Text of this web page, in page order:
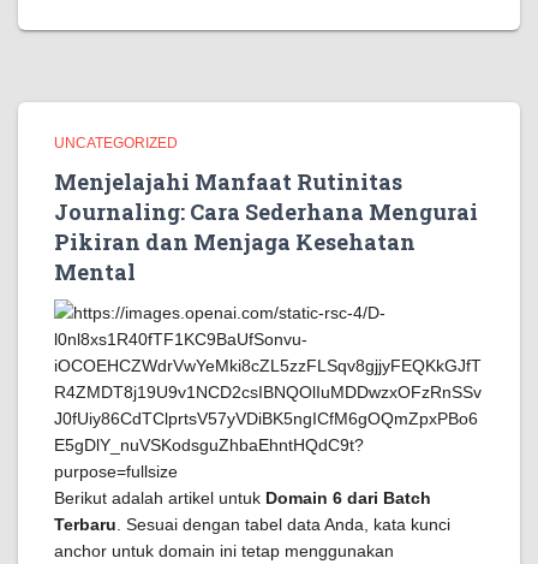
UNCATEGORIZED
Menjelajahi Manfaat Rutinitas
Journaling: Cara Sederhana Mengurai
Pikiran dan Menjaga Kesehatan
Mental
Berikut adalah artikel untuk Domain 6 dari Batch
Terbaru . Sesuai dengan tabel data Anda, kata kunci
anchor untuk domain ini tetap menggunakan